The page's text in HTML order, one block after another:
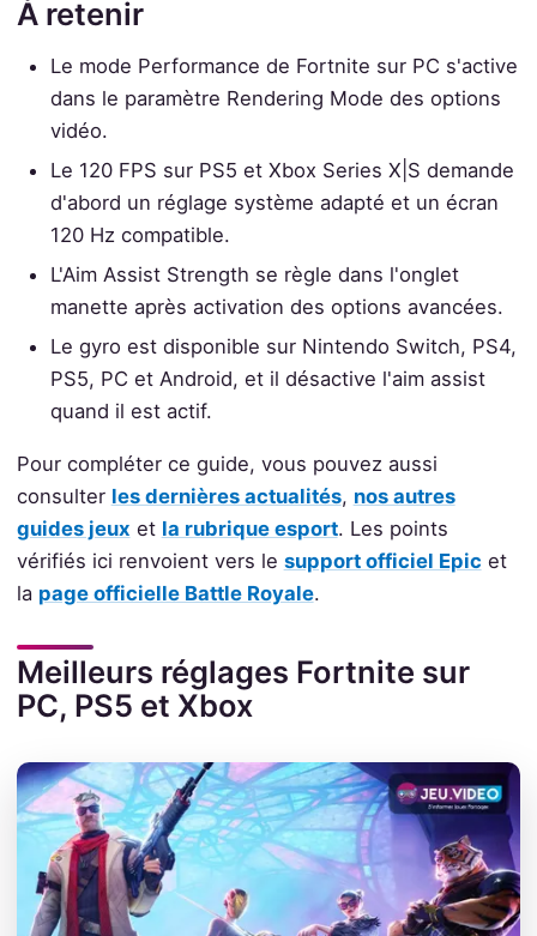
À retenir
Le mode Performance de Fortnite sur PC s'active
dans le paramètre Rendering Mode des options
vidéo.
Le 120 FPS sur PS5 et Xbox Series X|S demande
d'abord un réglage système adapté et un écran
120 Hz compatible.
L'Aim Assist Strength se règle dans l'onglet
manette après activation des options avancées.
Le gyro est disponible sur Nintendo Switch, PS4,
PS5, PC et Android, et il désactive l'aim assist
quand il est actif.
Pour compléter ce guide, vous pouvez aussi
consulter les dernières actualités, nos autres
guides jeux et la rubrique esport. Les points
vérifiés ici renvoient vers le support officiel Epic et
la page officielle Battle Royale.
Meilleurs réglages Fortnite sur
PC, PS5 et Xbox